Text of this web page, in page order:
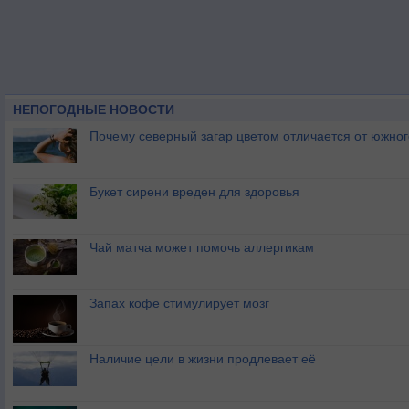
НЕПОГОДНЫЕ НОВОСТИ
Почему северный загар цветом отличается от
Букет сирени вреден для здоровья
Чай матча может помочь аллергикам
Запах кофе стимулирует мозг
Наличие цели в жизни продлевает её